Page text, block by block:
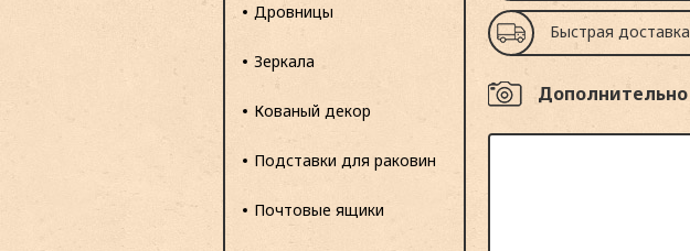
Дровницы
Зеркала
Кованый декор
Подставки для раковин
Почтовые ящики
Быстрая доставка
Дополнительно